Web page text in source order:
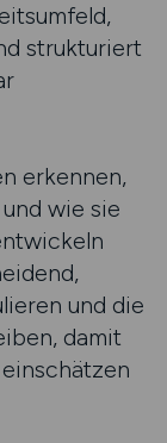
strukturiert
erkennen,
wie sie
und die
damit